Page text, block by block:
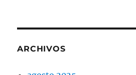
ARCHIVOS